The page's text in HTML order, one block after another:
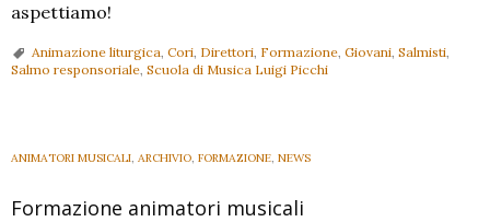
aspettiamo!
Animazione liturgica, Cori, Direttori, Formazione, Giovani, Salmisti,
Salmo responsoriale, Scuola di Musica Luigi Picchi
ANIMATORI MUSICALI, ARCHIVIO, FORMAZIONE, NEWS
Formazione animatori musicali